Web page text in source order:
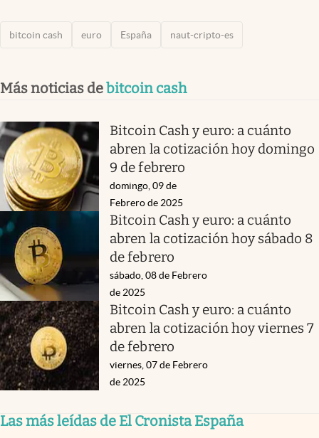
bitcoin cash euro España naut-cripto-es
Más noticias debitcoin cash
Bitcoin Cash y euro: a cuánto
abren la cotización hoy domingo
9 de febrero
domingo, 09 de
Febrero de 2025
Bitcoin Cash y euro: a cuánto
abren la cotización hoy sábado 8
de febrero
sábado, 08 de Febrero
de 2025
Bitcoin Cash y euro: a cuánto
abren la cotización hoy viernes 7
de febrero
viernes, 07 de Febrero
de 2025
Las más leídas de El Cronista España